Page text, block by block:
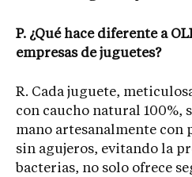
P. ¿Qué hace diferente a
empresas de juguetes?
R. Cada juguete,
con caucho natural 100%,
mano artesanalmente con
sin agujeros, evitando la
bacterias, no solo ofrece